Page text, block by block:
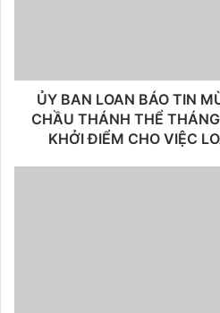
ỦY BAN LOAN BÁO TIN
CHẦU THÁNH THỂ
KHỞI ĐIỂM CHO VIỆC